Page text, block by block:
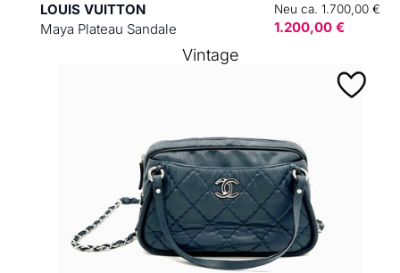
LOUIS VUITTON
Maya Plateau Sandale
Neu ca. 1.700,00 €
1.200,00 €
Vintage